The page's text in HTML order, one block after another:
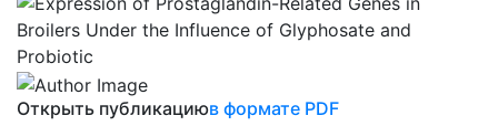
Открыть публикациюв формате PDF